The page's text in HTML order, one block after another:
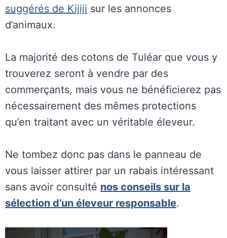
suggérés de Kijiji sur les annonces
d’animaux.
La majorité des cotons de Tuléar que vous y
trouverez seront à vendre par des
commerçants, mais vous ne bénéficierez pas
nécessairement des mêmes protections
qu’en traitant avec un véritable éleveur.
Ne tombez donc pas dans le panneau de
vous laisser attirer par un rabais intéressant
sans avoir consulté nos conseils sur la
sélection d’un éleveur responsable.